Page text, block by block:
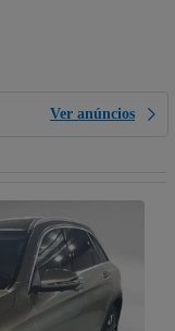
Ver anúncios